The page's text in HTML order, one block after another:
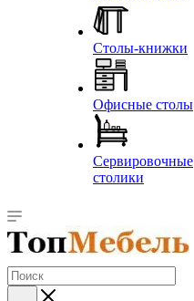
Столы-книжки
Офисные столы
Сервировочные
столики